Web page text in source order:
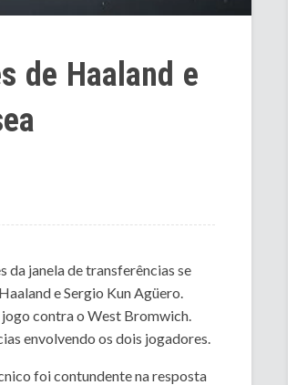
de Haaland e
da janela de transferências se
e Sergio Kun Agüero.
contra o West Bromwich.
envolvendo os dois jogadores.
foi contundente na resposta